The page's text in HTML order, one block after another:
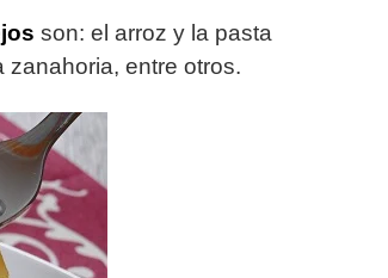
son: el arroz y la pasta
zanahoria, entre otros.